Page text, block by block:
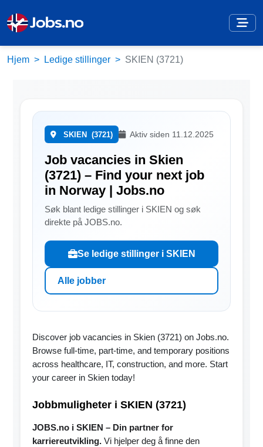
Hjem Ledige stillinger SKIEN (3721)
SKIEN (3721) Aktiv siden 11.12.2025
Job vacancies in Skien
(3721) – Find your next job
in Norway | Jobs.no
Søk blant ledige stillinger i SKIEN og søk
direkte på JOBS.no.
Se ledige stillinger i SKIEN
Alle jobber
Discover job vacancies in Skien (3721) on Jobs.no.
Browse full-time, part-time, and temporary positions
across healthcare, IT, construction, and more. Start
your career in Skien today!
Jobbmuligheter i SKIEN (3721)
JOBS.no i SKIEN – Din partner for
karriereutvikling. Vi hjelper deg å finne den